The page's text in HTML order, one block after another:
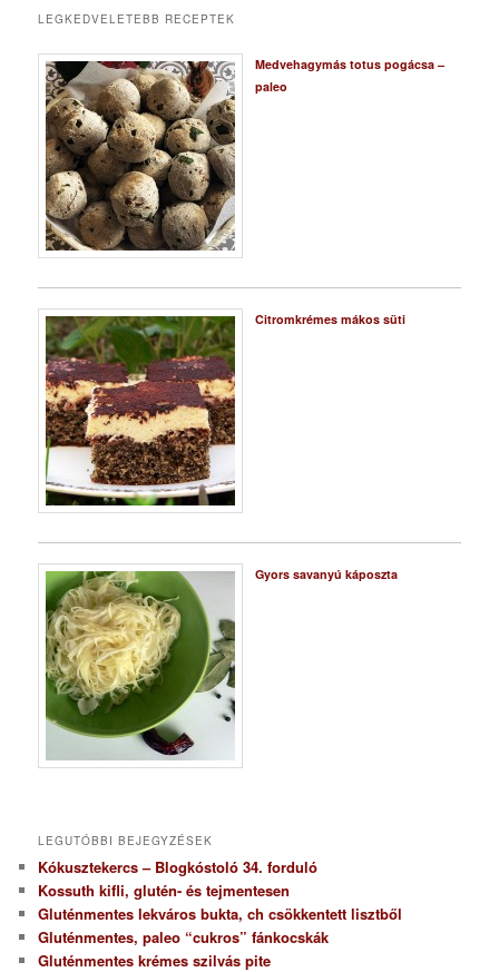
LEGKEDVELETEBB RECEPTEK
Medvehagymás totus pogácsa –
paleo
Citromkrémes mákos süti
Gyors savanyú káposzta
LEGUTÓBBI BEJEGYZÉSEK
Kókusztekercs – Blogkóstoló 34. forduló
Kossuth kifli, glutén- és tejmentesen
Gluténmentes lekváros bukta, ch csökkentett lisztből
Gluténmentes, paleo “cukros” fánkocskák
Gluténmentes krémes szilvás pite